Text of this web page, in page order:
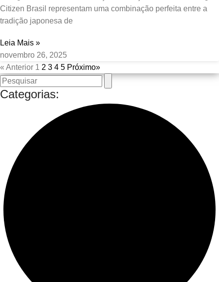
Citizen Brasil representam uma combinação perfeita entre a
tradição japonesa de
Leia Mais »
novembro 26, 2025
« Anterior 1 2 3 4 5 Próximo»
Categorias: